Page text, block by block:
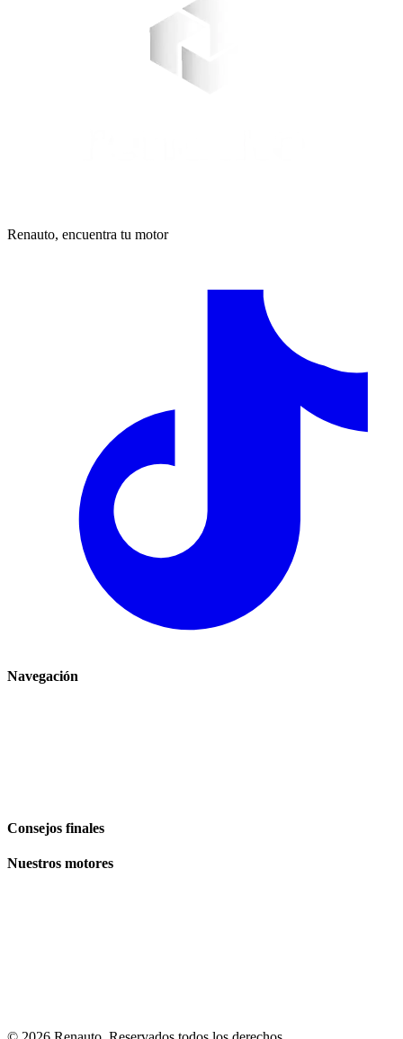
Renauto, encuentra tu motor
Navegación
Consejos finales
Nuestros motores